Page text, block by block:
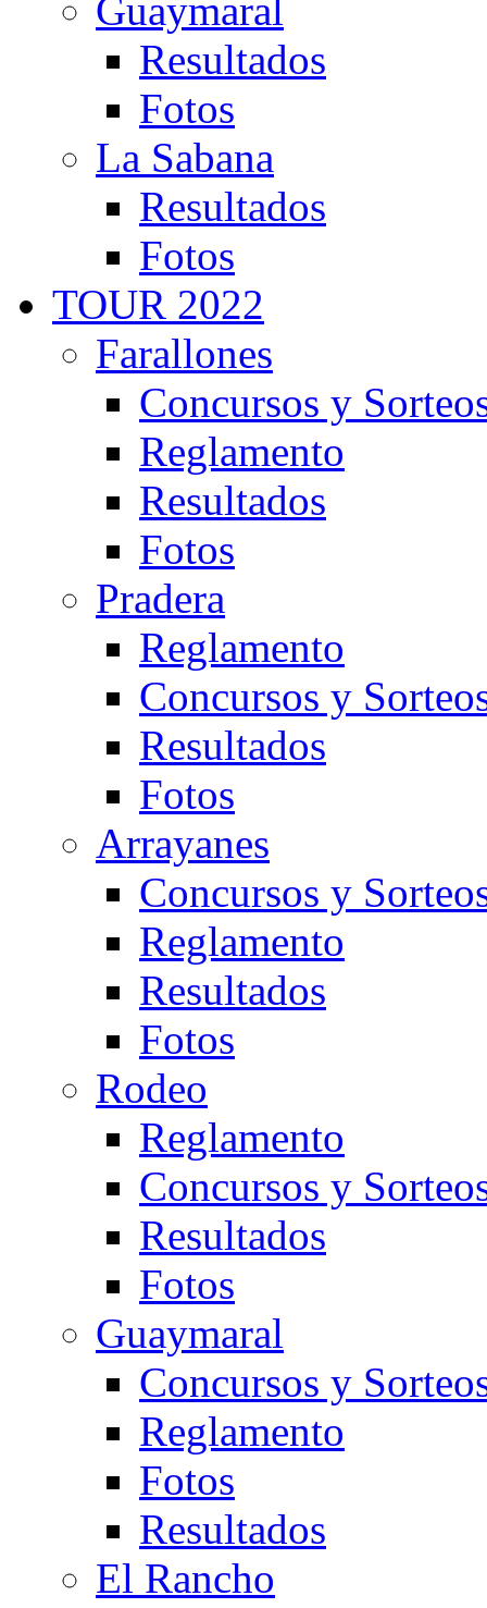
Guaymaral
Resultados
Fotos
La Sabana
Resultados
Fotos
TOUR 2022
Farallones
Concursos y
Reglamento
Resultados
Fotos
Pradera
Reglamento
Concursos y
Resultados
Fotos
Arrayanes
Concursos y
Reglamento
Resultados
Fotos
Rodeo
Reglamento
Concursos y
Resultados
Fotos
Guaymaral
Concursos y
Reglamento
Fotos
Resultados
El Rancho